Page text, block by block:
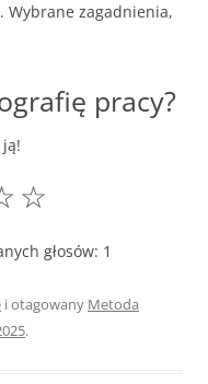
Wybrane zagadnienia,
pracy?
☆
głosów: 1
i otagowany Metoda
.